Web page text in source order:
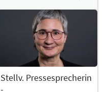
Stellv. Pressesprecherin
-